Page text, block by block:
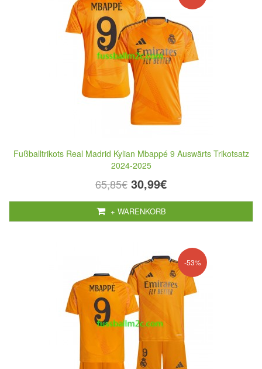
Fußballtrikots Real Madrid Kylian Mbappé 9 Auswärts Trikotsatz
2024-2025
65,85€ 30,99€
+ WARENKORB
-53%